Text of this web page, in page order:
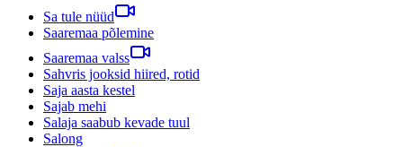
Sa tule nüüd
Saaremaa põlemine
Saaremaa valss
Sahvris jooksid hiired, rotid
Saja aasta kestel
Sajab mehi
Salaja saabub kevade tuul
Salong